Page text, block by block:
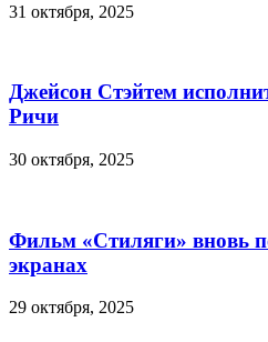
31 октября, 2025
Джейсон Стэйтем
Ричи
30 октября, 2025
Фильм «Стиляги» вновь
экранах
29 октября, 2025